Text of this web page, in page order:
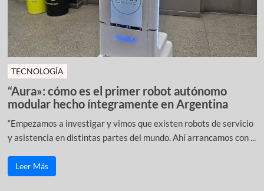
TECNOLOGÍA
“Aura»: cómo es el primer robot autónomo
modular hecho íntegramente en Argentina
“Empezamos a investigar y vimos que existen robots de servicio
y asistencia en distintas partes del mundo. Ahí arrancamos con ...
Leer Más